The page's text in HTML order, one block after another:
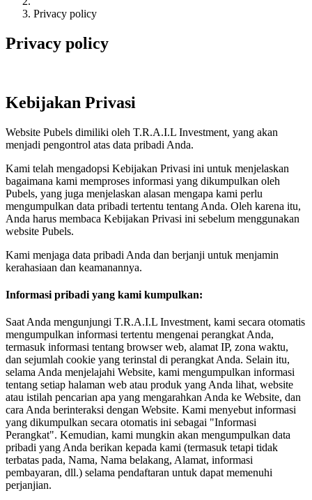
Privacy policy
Privacy policy
Kebijakan Privasi
Website Pubels dimiliki oleh T.R.A.I.L Investment, yang akan
menjadi pengontrol atas data pribadi Anda.
Kami telah mengadopsi Kebijakan Privasi ini untuk menjelaskan
bagaimana kami memproses informasi yang dikumpulkan oleh
Pubels, yang juga menjelaskan alasan mengapa kami perlu
mengumpulkan data pribadi tertentu tentang Anda. Oleh karena itu,
Anda harus membaca Kebijakan Privasi ini sebelum menggunakan
website Pubels.
Kami menjaga data pribadi Anda dan berjanji untuk menjamin
kerahasiaan dan keamanannya.
Informasi pribadi yang kami kumpulkan:
Saat Anda mengunjungi T.R.A.I.L Investment, kami secara otomatis
mengumpulkan informasi tertentu mengenai perangkat Anda,
termasuk informasi tentang browser web, alamat IP, zona waktu,
dan sejumlah cookie yang terinstal di perangkat Anda. Selain itu,
selama Anda menjelajahi Website, kami mengumpulkan informasi
tentang setiap halaman web atau produk yang Anda lihat, website
atau istilah pencarian apa yang mengarahkan Anda ke Website, dan
cara Anda berinteraksi dengan Website. Kami menyebut informasi
yang dikumpulkan secara otomatis ini sebagai "Informasi
Perangkat". Kemudian, kami mungkin akan mengumpulkan data
pribadi yang Anda berikan kepada kami (termasuk tetapi tidak
terbatas pada, Nama, Nama belakang, Alamat, informasi
pembayaran, dll.) selama pendaftaran untuk dapat memenuhi
perjanjian.